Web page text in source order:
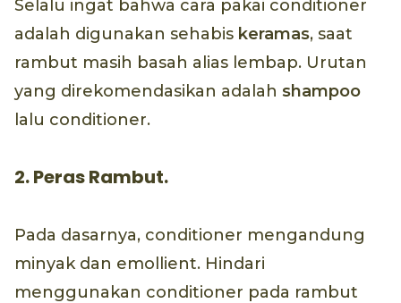
Selalu ingat bahwa cara pakai conditioner
adalah digunakan sehabis keramas, saat
rambut masih basah alias lembap. Urutan
yang direkomendasikan adalah shampoo
lalu conditioner.
2. Peras Rambut.
Pada dasarnya, conditioner mengandung
minyak dan emollient. Hindari
menggunakan conditioner pada rambut